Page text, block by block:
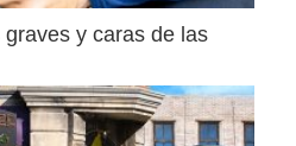
y caras de las